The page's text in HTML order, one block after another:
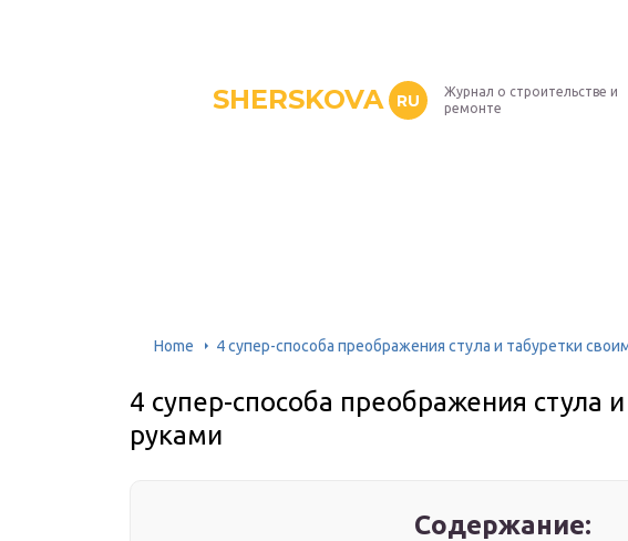
SHERSKOVA RU
Журнал о строительстве и
ремонте
Home 4 супер-способа преображения стула и табуретки
4 супер-способа преображения стула
руками
Содержание: